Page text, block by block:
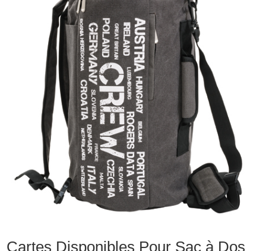
Cartes Disponibles Pour Sac à Dos